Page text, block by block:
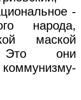
-
народа,
маской
Это они